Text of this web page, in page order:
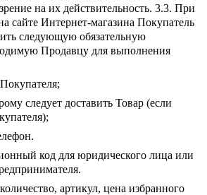
на их действительность. 3.3. При
сайте Интернет-магазина Покупатель
следующую обязательную
Продавцу для выполнения
следует доставить Товар (если
код для юридического лица или
артикул, цена избранного